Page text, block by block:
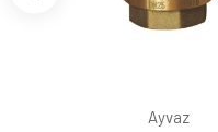
Ayvaz